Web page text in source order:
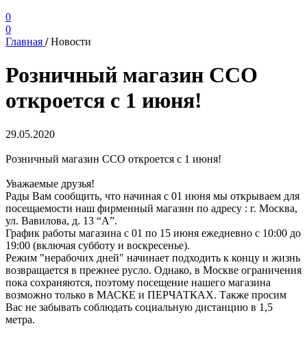
0
0
Главная / Новости
Розничный магазин ССО
откроется с 1 июня!
29.05.2020
Розничный магазин ССО откроется с 1 июня!
Уважаемые друзья!
Рады Вам сообщить, что начиная с 01 июня мы открываем для
посещаемости наш фирменный магазин по адресу : г. Москва,
ул. Вавилова, д. 13 “А”.
График работы магазина с 01 по 15 июня ежедневно с 10:00 до
19:00 (включая субботу и воскресенье).
Режим "нерабочих дней" начинает подходить к концу и жизнь
возвращается в прежнее русло. Однако, в Москве ограничения
пока сохраняются, поэтому посещение нашего магазина
возможно только в МАСКЕ и ПЕРЧАТКАХ. Также просим
Вас не забывать соблюдать социальную дистанцию в 1,5
метра.